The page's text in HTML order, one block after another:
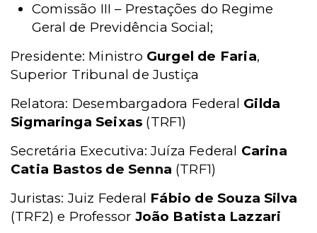
Comissão III – Prestações do Regime
Geral de Previdência Social;
Presidente: Ministro Gurgel de Faria,
Superior Tribunal de Justiça
Relatora: Desembargadora Federal Gilda
Sigmaringa Seixas (TRF1)
Secretária Executiva: Juíza Federal Carina
Catia Bastos de Senna (TRF1)
Juristas: Juiz Federal Fábio de Souza Silva
(TRF2) e Professor João Batista Lazzari